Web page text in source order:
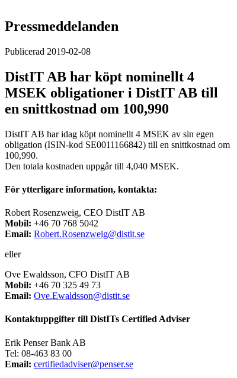
Pressmeddelanden
Publicerad 2019-02-08
DistIT AB har köpt nominellt 4
MSEK obligationer i DistIT AB till
en snittkostnad om 100,990
DistIT AB har idag köpt nominellt 4 MSEK av sin egen
obligation (ISIN-kod SE0011166842) till en snittkostnad om
100,990.
Den totala kostnaden uppgår till 4,040 MSEK.
För ytterligare information, kontakta:
Robert Rosenzweig, CEO DistIT AB
Mobil: +46 70 768 5042
Email: Robert.Rosenzweig@distit.se
eller
Ove Ewaldsson, CFO DistIT AB
Mobil: +46 70 325 49 73
Email: Ove.Ewaldsson@distit.se
Kontaktuppgifter till DistITs Certified Adviser
Erik Penser Bank AB
Tel: 08-463 83 00
Email: certifiedadviser@penser.se